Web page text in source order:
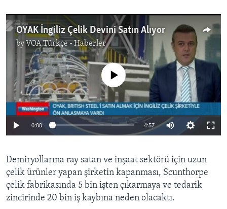
OYAK İngiliz Çelik Devini Satın Alıyor
by VOA Türkçe - Haberler
No media source currently available
0:00 4:57
Demiryollarına ray satan ve inşaat sektörü için uzun
çelik ürünler yapan şirketin kapanması, Scunthorpe
çelik fabrikasında 5 bin işten çıkarmaya ve tedarik
zincirinde 20 bin iş kaybına neden olacaktı.